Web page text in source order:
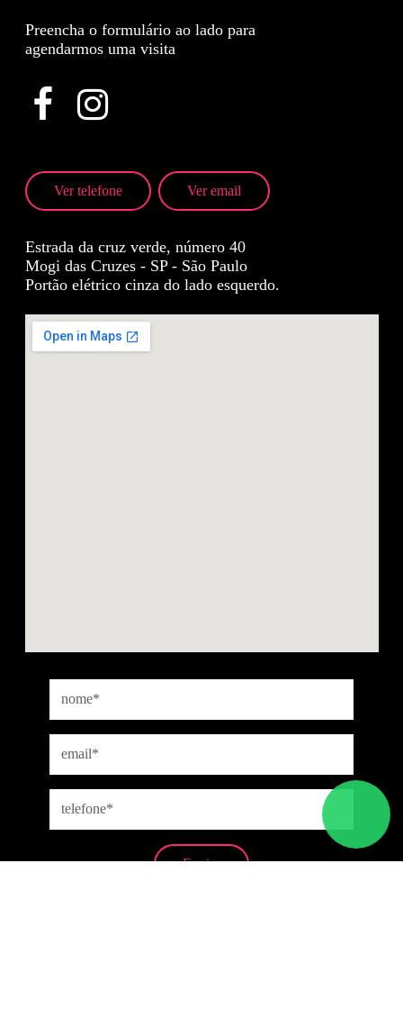
Preencha o formulário ao lado para
agendarmos uma visita
Ver telefone Ver email
Estrada da cruz verde, número 40
Mogi das Cruzes - SP - São Paulo
Portão elétrico cinza do lado esquerdo.